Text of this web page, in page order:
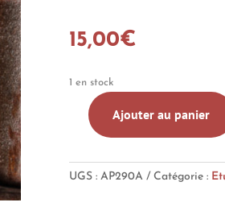
15,00€
1 en stock
quantité
Pèse
lettre
Ajouter au panier
UGS : AP290A Catégorie :